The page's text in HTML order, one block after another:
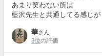
あまり笑わない所は
藍沢先生と共通してる感じが
華さん
3位の評価